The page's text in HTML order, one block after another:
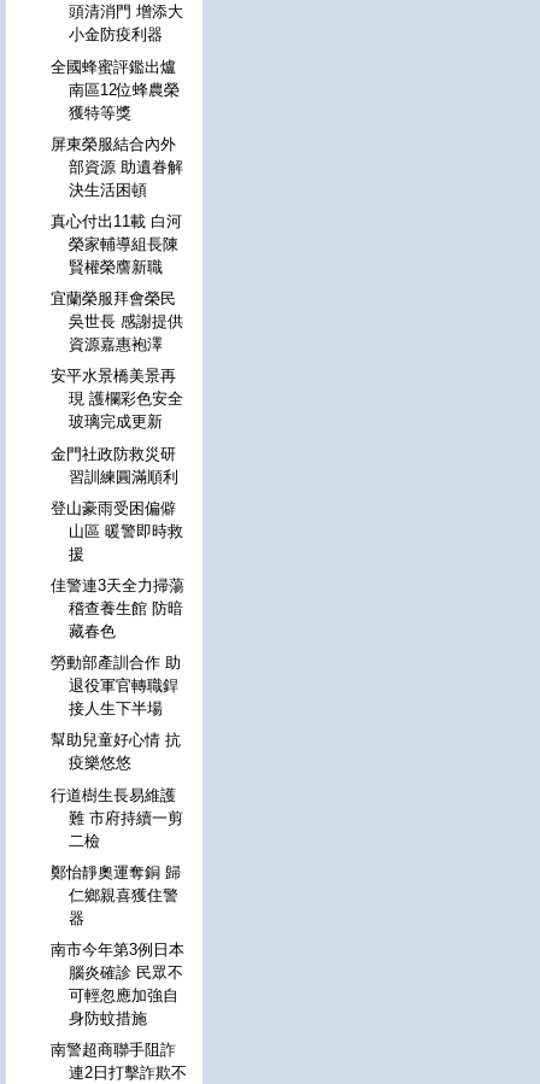
頭清消門 增添大
小金防疫利器
全國蜂蜜評鑑出爐
南區12位蜂農榮
獲特等獎
屏東榮服結合內外
部資源 助遺眷解
決生活困頓
真心付出11載 白河
榮家輔導組長陳
賢權榮譍新職
宜蘭榮服拜會榮民
吳世長 感謝提供
資源嘉惠袍澤
安平水景橋美景再
現 護欄彩色安全
玻璃完成更新
金門社政防救災研
習訓練圓滿順利
登山豪雨受困偏僻
山區 暖警即時救
援
佳警連3天全力掃蕩
稽查養生館 防暗
藏春色
勞動部產訓合作 助
退役軍官轉職銲
接人生下半場
幫助兒童好心情 抗
疫樂悠悠
行道樹生長易維護
難 市府持續一剪
二檢
鄭怡靜奧運奪銅 歸
仁鄉親喜獲住警
器
南市今年第3例日本
腦炎確診 民眾不
可輕忽應加強自
身防蚊措施
南警超商聯手阻詐
連2日打擊詐欺不